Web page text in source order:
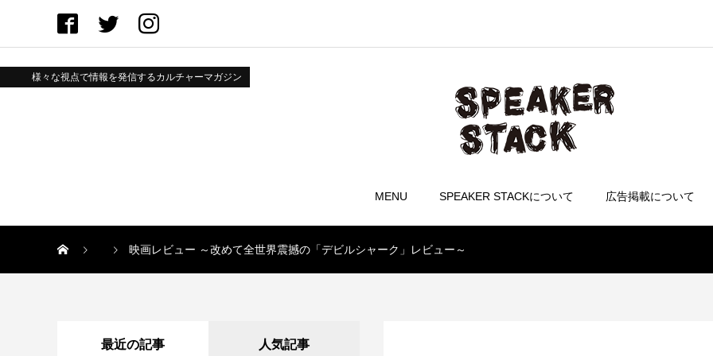
様々な視点で情報を発信するカルチャーマガジン
MENU SPEAKER STACKについて 広告掲載について
映画レビュー ～改めて全世界震撼の「デビルシャーク」レビュー～
最近の記事 人気記事